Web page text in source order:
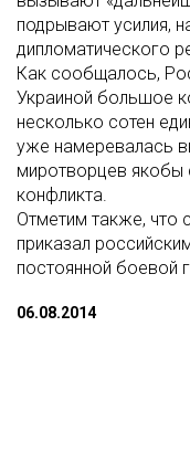
подрывают усилия,
дипломатического
Как сообщалось,
Украиной большое
несколько сотен
уже намеревалась
миротворцев якобы
конфликта.
Отметим также, что
приказал
постоянной боевой
06.08.2014